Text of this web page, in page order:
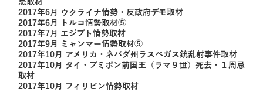
忌取材
2017年6月 ウクライナ情勢・反政府デモ取材
2017年6月 トルコ情勢取材⑤
2017年7月 エジプト情勢取材
2017年9月 ミャンマー情勢取材⑤
2017年10月 アメリカ・ネバダ州ラスベガス銃乱射事件取材
2017年10月 タイ・プミポン前国王（ラマ９世）死去・１周忌
取材
2017年10月 フィリピン情勢取材